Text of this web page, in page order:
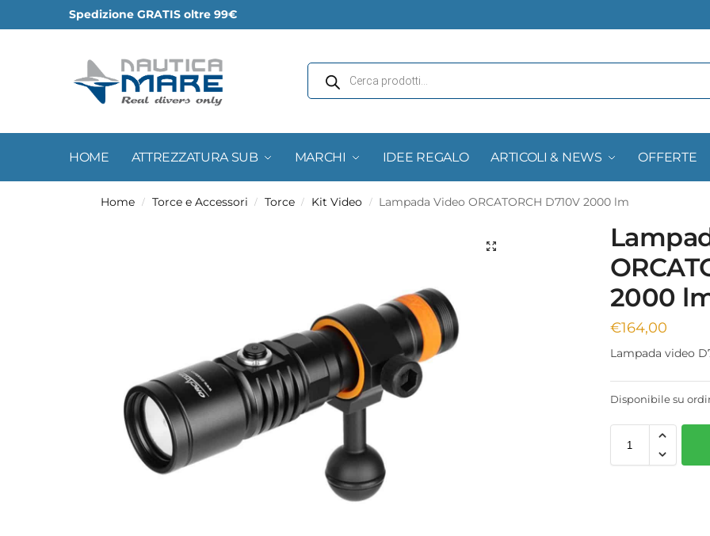
Spedizione GRATIS oltre 99€
HOME ATTREZZATURA SUB MARCHI IDEE REGALO ARTICOLI & NEWS OFFERTE
Home / Torce e Accessori / Torce / Kit Video / Lampada Video ORCATORCH D710V 2000 lm
2000
€164,00
Lampada video
Disponibile su